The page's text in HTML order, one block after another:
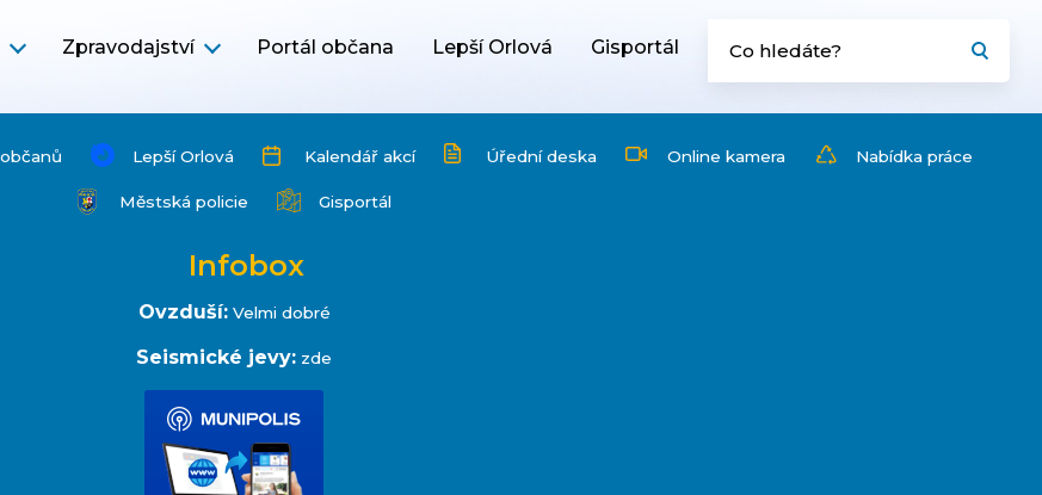
Zpravodajství Portál občana Lepší Orlová Gisportál
Lepší Orlová Kalendář akcí Úřední deska Online kamera Nabídka práce
Městská policie Gisportál
Infobox
Ovzduší: Velmi dobré
Seismické jevy: zde